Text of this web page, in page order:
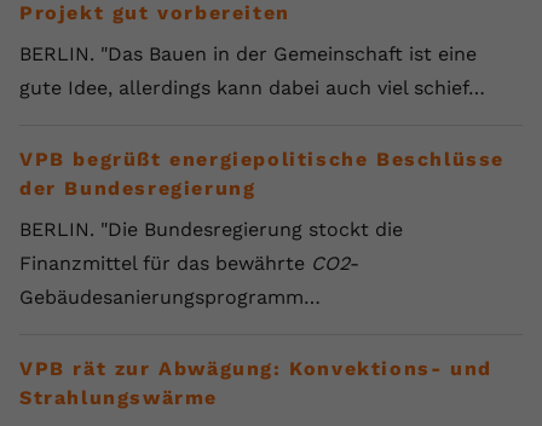
Projekt gut vorbereiten
BERLIN. "Das Bauen in der Gemeinschaft ist eine
gute Idee, allerdings kann dabei auch viel schief…
VPB begrüßt energiepolitische Beschlüsse
der Bundesregierung
BERLIN. "Die Bundesregierung stockt die
Finanzmittel für das bewährte CO2-
Gebäudesanierungsprogramm…
VPB rät zur Abwägung: Konvektions- und
Strahlungswärme